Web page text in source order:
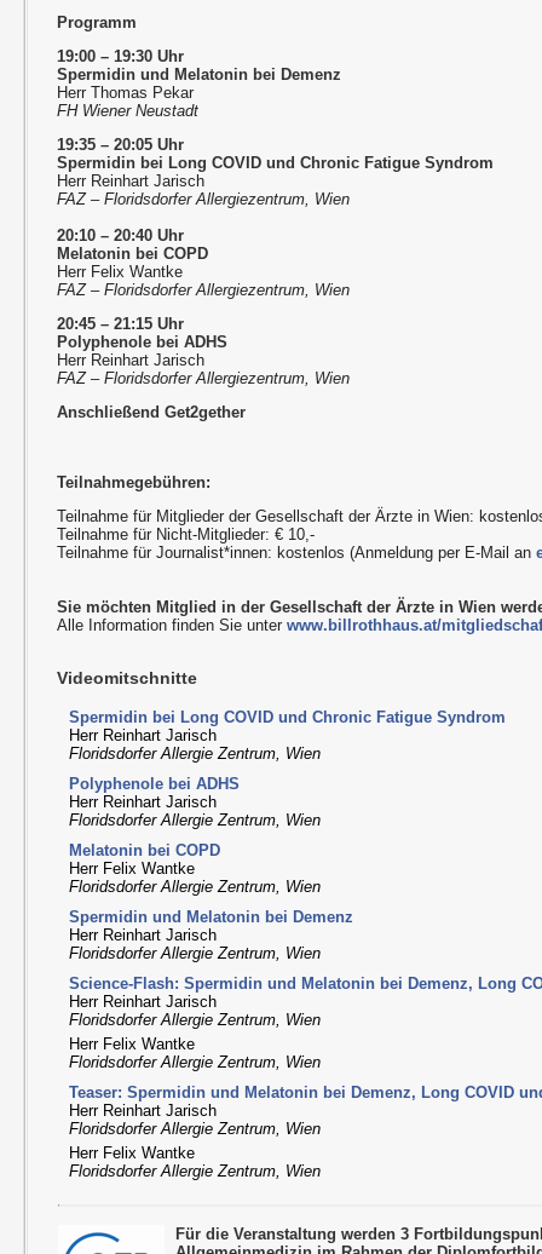
Programm
19:00 – 19:30 Uhr
Spermidin und Melatonin bei Demenz
Herr Thomas Pekar
FH Wiener Neustadt
19:35 – 20:05 Uhr
Spermidin bei Long COVID und Chronic Fatigue Syndrom
Herr Reinhart Jarisch
FAZ – Floridsdorfer Allergiezentrum, Wien
20:10 – 20:40 Uhr
Melatonin bei COPD
Herr Felix Wantke
FAZ – Floridsdorfer Allergiezentrum, Wien
20:45 – 21:15 Uhr
Polyphenole bei ADHS
Herr Reinhart Jarisch
FAZ – Floridsdorfer Allergiezentrum, Wien
Anschließend Get2gether
Teilnahmegebühren:
Teilnahme für Mitglieder der Gesellschaft der Ärzte in Wien:
Teilnahme für Nicht-Mitglieder: € 10,-
Teilnahme für Journalist*innen: kostenlos (Anmeldung per E-Mail an
Sie möchten Mitglied in der Gesellschaft der Ärzte in Wien
Alle Information finden Sie unterwww.billrothhaus.at/
Videomitschnitte
Spermidin bei Long COVID und Chronic Fatigue Syndrom
Herr Reinhart Jarisch
Floridsdorfer Allergie Zentrum, Wien
Polyphenole bei ADHS
Herr Reinhart Jarisch
Floridsdorfer Allergie Zentrum, Wien
Melatonin bei COPD
Herr Felix Wantke
Floridsdorfer Allergie Zentrum, Wien
Spermidin und Melatonin bei Demenz
Herr Reinhart Jarisch
Floridsdorfer Allergie Zentrum, Wien
Science-Flash: Spermidin und Melatonin bei Demenz, Long
Herr Reinhart Jarisch
Floridsdorfer Allergie Zentrum, Wien
Herr Felix Wantke
Floridsdorfer Allergie Zentrum, Wien
Teaser: Spermidin und Melatonin bei Demenz, Long COVID
Herr Reinhart Jarisch
Floridsdorfer Allergie Zentrum, Wien
Herr Felix Wantke
Floridsdorfer Allergie Zentrum, Wien
Für die Veranstaltung werden 3